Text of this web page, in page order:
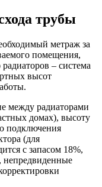
трубы
метраж за
помещения,
– система
высот
между радиаторами
домах), высоту
подключения
(для
с запасом 18%,
непредвиденные